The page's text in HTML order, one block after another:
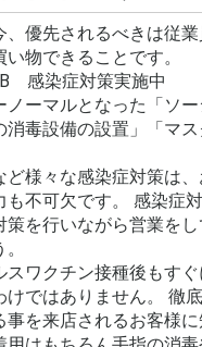
、優先されるべきは従
物できることです。
感染症対策実施中
ノーマルとなった「ソ
消毒設備の設置」「マ
様々な感染症対策は、
も不可欠です。 感染症
策を行いながら営業を
スワクチン接種後もす
けではありません。 徹
事を来店されるお客様